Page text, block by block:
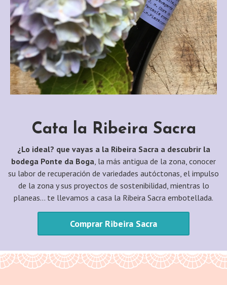
Cata la Ribeira Sacra
¿Lo ideal? que vayas a la Ribeira Sacra a descubrir la
bodega Ponte da Boga, la más antigua de la zona, conocer
su labor de recuperación de variedades autóctonas, el impulso
de la zona y sus proyectos de sostenibilidad, mientras lo
planeas… te llevamos a casa la Ribeira Sacra embotellada.
Comprar Ribeira Sacra